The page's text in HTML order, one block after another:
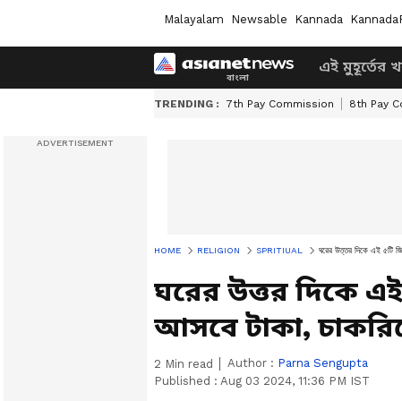
Malayalam Newsable Kannada
এই মুহূর্তের
TRENDING : 7th Pay Commission 8th Pay
HOME RELIGION SPRITIUAL ঘরের উত্তর দিকে এই ৫টি
ঘরের উত্তর দিকে
আসবে টাকা,
2 Min read Author : Parna Sengupta
Published : Aug 03 2024, 11:36 PM IST